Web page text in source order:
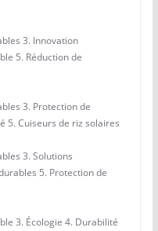
3. Innovation
5. Réduction de
3. Protection de
5. Cuiseurs de riz solaires
3. Solutions
5. Protection de
3. Écologie 4. Durabilité